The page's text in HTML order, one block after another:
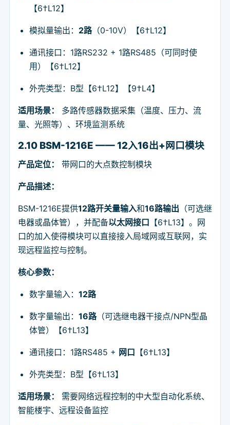
【6†L12】
模拟量输出： 2路（0-10V）【6†L12】
通讯接口：1路RS232 + 1路RS485（可同时使
用）【6†L12】
外壳类型：B型【6†L12】【9†L4】
适用场景：
多路传感器数据采集（温度、压力、流
量、光照等）、环境监测系统
2.10 BSM-1216E —— 12入16出+网口模块
产品定位： 带网口的大点数控制模块
产品描述：
BSM-1216E提供12路开关量输入和16路输出 （可选继
电器或晶体管），并配备以太网接口 【6†L13】。网
口的加入使得模块可以直接接入局域网或互联网，实
现远程监控与控制。
核心参数：
数字量输入：12路
数字量输出：16路（可选继电器干接点/NPN型晶
体管）【6†L13】
通讯接口：1路RS485 + 网口 【6†L13】
外壳类型：B型【6†L13】
适用场景：
需要网络远程控制的中大型自动化系统、
智能楼宇、远程设备监控